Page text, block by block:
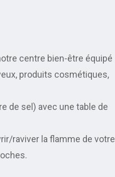
centre bien-être équipé
produits cosmétiques,
de sel) avec une table de
raviver la flamme de votre